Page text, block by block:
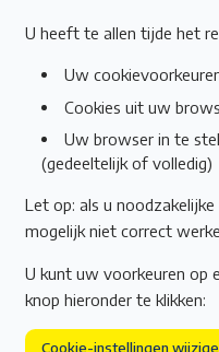
U heeft te allen tijde het
Uw
Cookies uit uw
Uw browser in te
(gedeeltelijk of volledig)
Let op: als u
mogelijk niet correct
U kunt uw voorkeuren op
knop hieronder te klikken:
Cookie-instellingen